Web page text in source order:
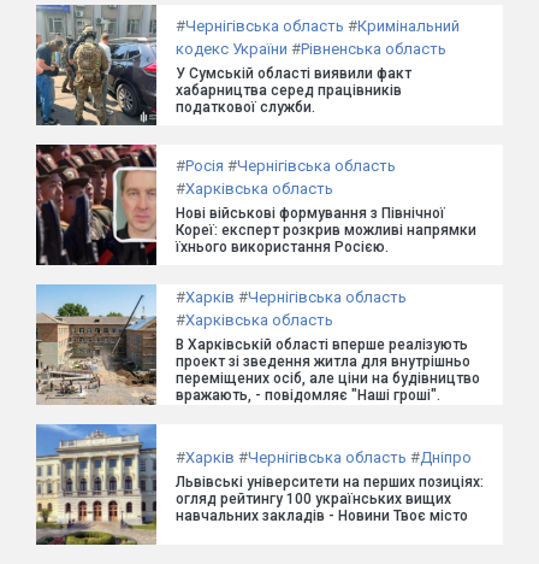
#Чернігівська область #Кримінальний
кодекс України #Рівненська область
У Сумській області виявили факт
хабарництва серед працівників
податкової служби.
#Росія #Чернігівська область
#Харківська область
Нові військові формування з Північної
Кореї: експерт розкрив можливі напрямки
їхнього використання Росією.
#Харків #Чернігівська область
#Харківська область
В Харківській області вперше реалізують
проект зі зведення житла для внутрішньо
переміщених осіб, але ціни на будівництво
вражають, - повідомляє "Наші гроші".
#Харків #Чернігівська область #Дніпро
Львівські університети на перших позиціях:
огляд рейтингу 100 українських вищих
навчальних закладів - Новини Твоє місто